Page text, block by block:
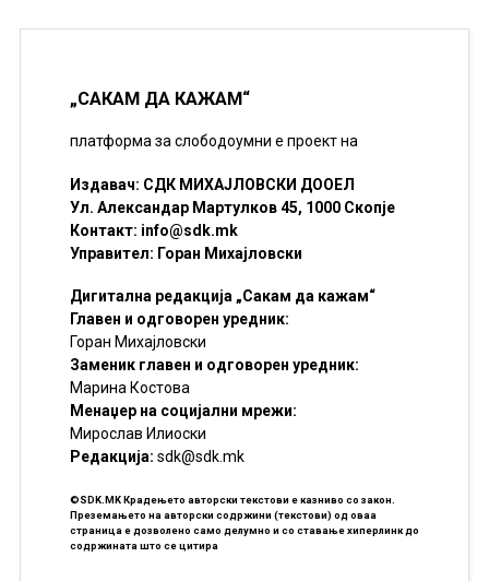
„САКАМ ДА КАЖАМ“
платформа за слободоумни е проект на
Издавач: СДК МИХАЈЛОВСКИ ДООЕЛ
Ул. Александар Мартулков 45, 1000 Скопје
Контакт: info@sdk.mk
Управител: Горан Михајловски
Дигитална редакција „Сакам да кажам“
Главен и одговорен уредник:
Горан Михајловски
Заменик главен и одговорен уредник:
Марина Костова
Менаџер на социјални мрежи:
Мирослав Илиоски
Редакцијa: sdk@sdk.mk
©SDK.MK Крадењето авторски текстови е казниво со закон.
Преземањето на авторски содржини (текстови) од оваа
страница е дозволено само делумно и со ставање хиперлинк до
содржината што се цитира